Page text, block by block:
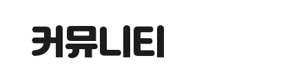
커뮤니티